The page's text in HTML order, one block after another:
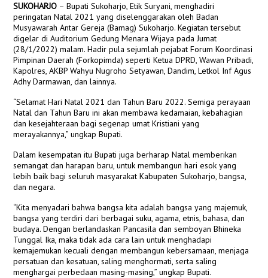
SUKOHARJO – Bupati Sukoharjo, Etik Suryani, menghadiri
peringatan Natal 2021 yang diselenggarakan oleh Badan
Musyawarah Antar Gereja (Bamag) Sukoharjo. Kegiatan tersebut
digelar di Auditorium Gedung Menara Wijaya pada Jumat
(28/1/2022) malam. Hadir pula sejumlah pejabat Forum Koordinasi
Pimpinan Daerah (Forkopimda) seperti Ketua DPRD, Wawan Pribadi,
Kapolres, AKBP Wahyu Nugroho Setyawan, Dandim, Letkol Inf Agus
Adhy Darmawan, dan lainnya.
“Selamat Hari Natal 2021 dan Tahun Baru 2022. Semiga perayaan
Natal dan Tahun Baru ini akan membawa kedamaian, kebahagian
dan kesejahteraan bagi segenap umat Kristiani yang
merayakannya,” ungkap Bupati.
Dalam kesempatan itu Bupati juga berharap Natal memberikan
semangat dan harapan baru, untuk membangun hari esok yang
lebih baik bagi seluruh masyarakat Kabupaten Sukoharjo, bangsa,
dan negara.
“Kita menyadari bahwa bangsa kita adalah bangsa yang majemuk,
bangsa yang terdiri dari berbagai suku, agama, etnis, bahasa, dan
budaya. Dengan berlandaskan Pancasila dan semboyan Bhineka
Tunggal Ika, maka tidak ada cara lain untuk menghadapi
kemajemukan kecuali dengan membangun kebersamaan, menjaga
persatuan dan kesatuan, saling menghormati, serta saling
menghargai perbedaan masing-masing,” ungkap Bupati.